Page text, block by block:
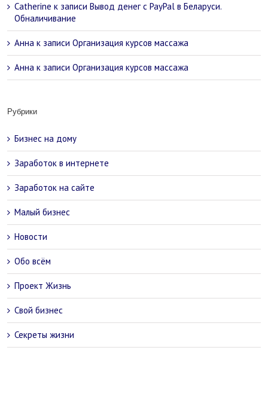
Catherine к записи Вывод денег с PayPal в Беларуси.
Обналичивание
Анна к записи Организация курсов массажа
Анна к записи Организация курсов массажа
Рубрики
Бизнес на дому
Заработок в интернете
Заработок на сайте
Малый бизнес
Новости
Обо всём
Проект Жизнь
Свой бизнес
Секреты жизни